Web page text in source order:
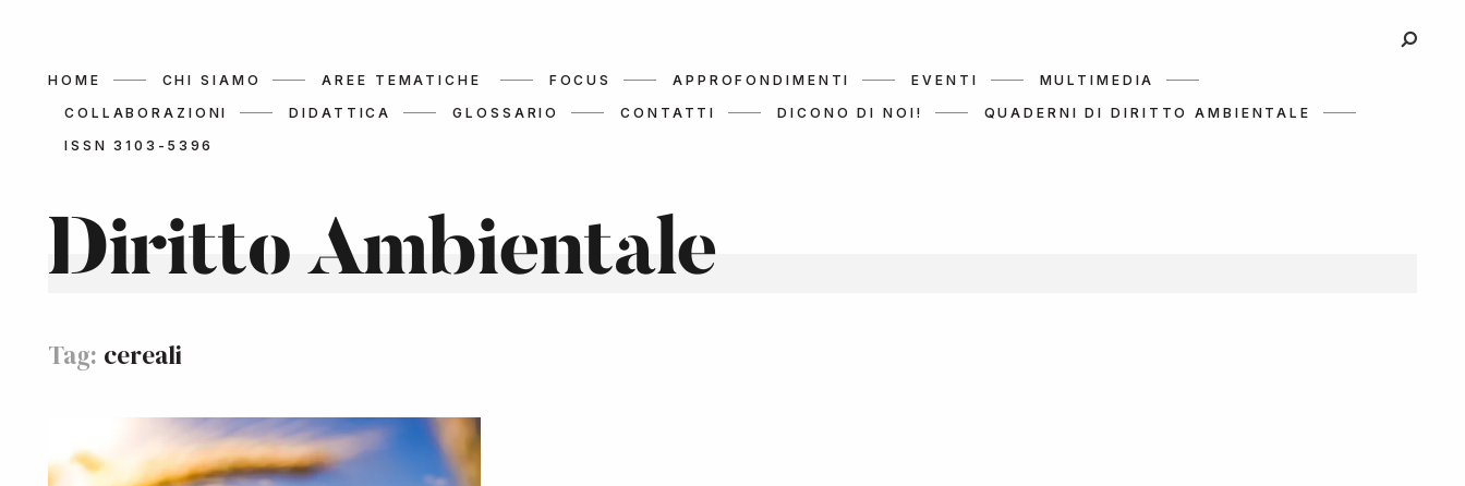
HOME CHI SIAMO AREE TEMATICHE FOCUS APPROFONDIMENTI EVENTI
MULTIMEDIA
COLLABORAZIONI
DIDATTICA GLOSSARIO CONTATTI DICONO DI NOI!
QUADERNI DI DIRITTO AMBIENTALE
ISSN 3103-5396
Diritto Ambientale
Tag: cereali